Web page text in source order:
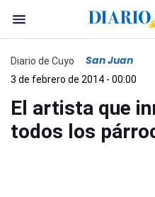
Diario de Cuyo San Juan
3 de febrero de 2014 - 00:00
El artista que
todos los